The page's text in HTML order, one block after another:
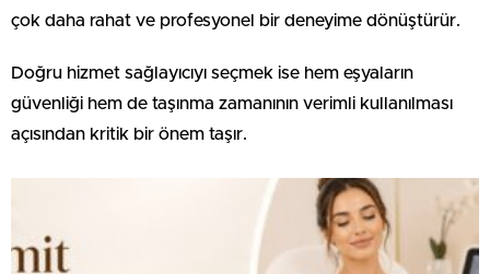
çok daha rahat ve profesyonel bir deneyime dönüştürür.
Doğru hizmet sağlayıcıyı seçmek ise hem eşyaların
güvenliği hem de taşınma zamanının verimli kullanılması
açısından kritik bir önem taşır.